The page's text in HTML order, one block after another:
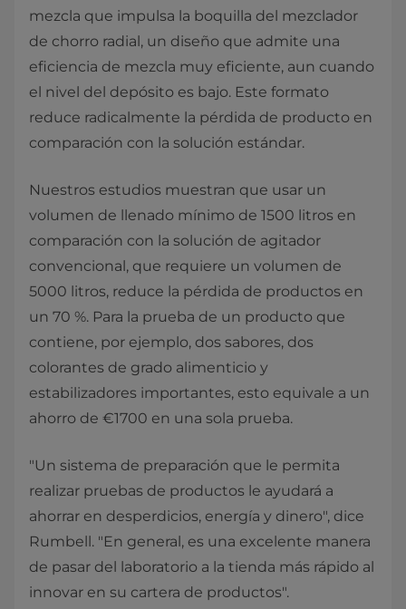
mezcla que impulsa la boquilla del mezclador
de chorro radial, un diseño que admite una
eficiencia de mezcla muy eficiente, aun cuando
el nivel del depósito es bajo. Este formato
reduce radicalmente la pérdida de producto en
comparación con la solución estándar.
Nuestros estudios muestran que usar un
volumen de llenado mínimo de 1500 litros en
comparación con la solución de agitador
convencional, que requiere un volumen de
5000 litros, reduce la pérdida de productos en
un 70 %. Para la prueba de un producto que
contiene, por ejemplo, dos sabores, dos
colorantes de grado alimenticio y
estabilizadores importantes, esto equivale a un
ahorro de €1700 en una sola prueba.
"Un sistema de preparación que le permita
realizar pruebas de productos le ayudará a
ahorrar en desperdicios, energía y dinero", dice
Rumbell. "En general, es una excelente manera
de pasar del laboratorio a la tienda más rápido al
innovar en su cartera de productos".